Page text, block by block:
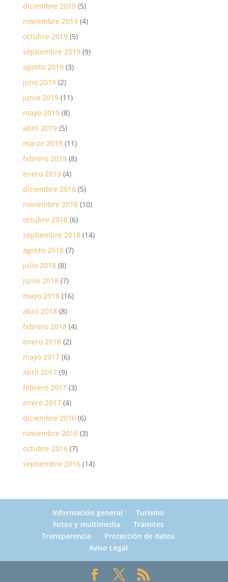
diciembre 2019(5)
noviembre 2019(4)
octubre 2019(5)
septiembre 2019(9)
agosto 2019(3)
julio 2019(2)
junio 2019(11)
mayo 2019(8)
abril 2019(5)
marzo 2019(11)
febrero 2019(8)
enero 2019(4)
diciembre 2018(5)
noviembre 2018(10)
octubre 2018(6)
septiembre 2018(14)
agosto 2018(7)
julio 2018(8)
junio 2018(7)
mayo 2018(16)
abril 2018(8)
febrero 2018(4)
enero 2018(2)
mayo 2017(6)
abril 2017(9)
febrero 2017(3)
enero 2017(4)
diciembre 2016(6)
noviembre 2016(3)
octubre 2016(7)
septiembre 2016(14)
Información general
Turismo
Fotos y multimedia
Trámites
Transparencia
Protección de datos
Aviso Legal